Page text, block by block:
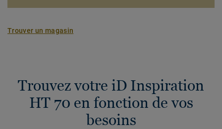
Trouver un magasin
Trouvez votre iD Inspiration
HT 70 en fonction de vos
besoins